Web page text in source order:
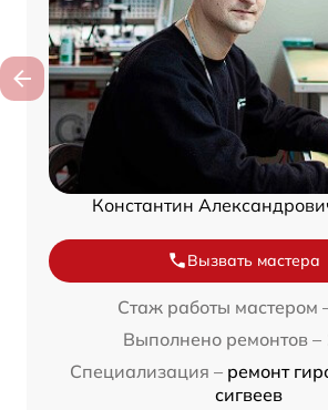
Константин
Вызвать мастера
Стаж работы мастером
Выполнено ремонтов –
Специализация – ремонт
сигвеев